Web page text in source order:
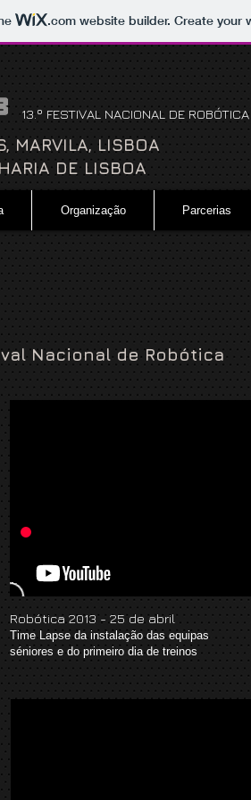
.comwebsite builder. Create your
13.º FESTIVAL NACIONAL DE ROBÓTICA
MARVILA, LISBOA
DE LISBOA
Organização Parcerias
Nacional de Robótica
Robótica 2013 - 25 de abril
Time Lapse da instalação das equipas
séniores e do primeiro dia de treinos